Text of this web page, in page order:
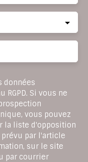
données
Si vous ne
vous pouvez
la liste d'opposition
par l'article
sur le site
par courrier